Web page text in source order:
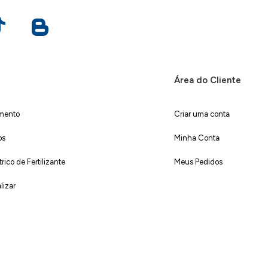
de Fertilizante
Área do Cliente
Criar uma conta
Minha Conta
Meus Pedidos